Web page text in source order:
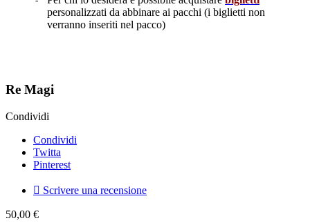
personalizzati da abbinare ai pacchi (i biglietti non
verranno inseriti nel pacco)
Re Magi
Condividi
Condividi
Twitta
Pinterest
 Scrivere una recensione
50,00 €